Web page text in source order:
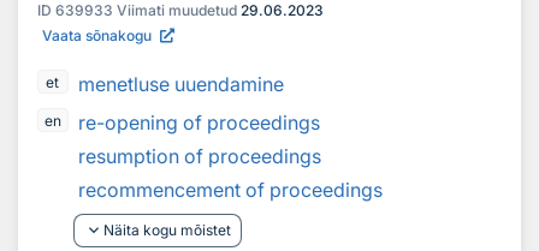
ID 639933 Viimati muudetud 29.06.2023
Vaata sõnakogu
et menetluse uuendamine
en
re-opening of proceedings
resumption of proceedings
recommencement of proceedings
keyboard_arrow_down Näita kogu mõistet